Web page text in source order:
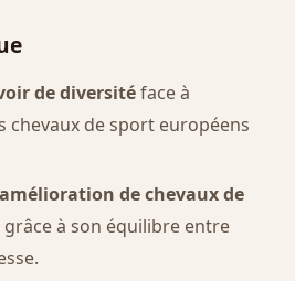
de diversitéface à
chevaux de sport européens
de chevaux de
grâce à son équilibre entre